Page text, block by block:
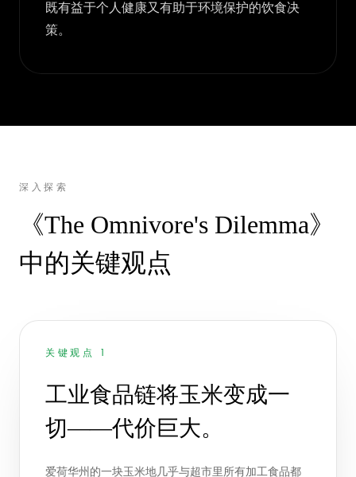
既有益于个人健康又有助于环境保护的饮食决
策。
深入探索
《The Omnivore's Dilemma》
中的关键观点
关键观点 1
工业食品链将玉米变成一
切——代价巨大。
爱荷华州的一块玉米地几乎与超市里所有加工食品都